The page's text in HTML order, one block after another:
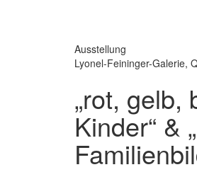
Ausstellung
Lyonel-Feininger-Galerie,
„rot, gelb,
Kinder“ &